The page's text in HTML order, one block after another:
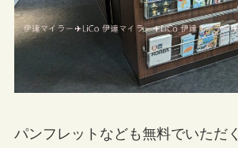
パンフレットなども無料でいただ